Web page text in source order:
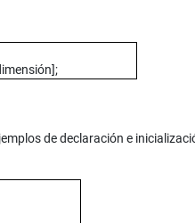
de declaración e